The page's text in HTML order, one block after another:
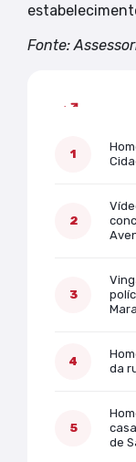
Fonte:
da
de